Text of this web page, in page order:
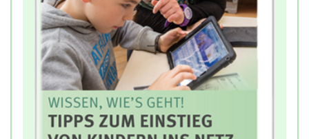
Diese Broschüre eignet sich besonders für die
Elternarbeit und kann beispielsweise bei
Elternabenden verteilt werden.